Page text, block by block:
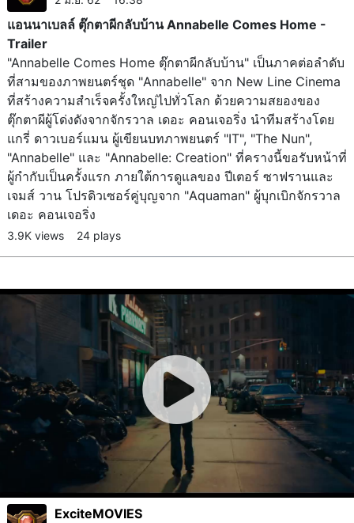
แอนนาเบลล์ ตุ๊กตาผีกลับบ้าน Annabelle Comes Home -
Trailer
"Annabelle Comes Home ตุ๊กตาผีกลับบ้าน" เป็นภาคต่อลำดับ
ที่สามของภาพยนตร์ชุด "Annabelle" จาก New Line Cinema
ที่สร้างความสำเร็จครั้งใหญ่ไปทั่วโลก ด้วยความสยองของ
ตุ๊กตาผีผู้โด่งดังจากจักรวาล เดอะ คอนเจอริ่ง นำทีมสร้างโดย
แกรี่ ดาวเบอร์แมน ผู้เขียนบทภาพยนตร์ "IT", "The Nun",
"Annabelle" และ "Annabelle: Creation" ที่ครางนี้ขอรับหน้าที่
ผู้กำกับเป็นครั้งแรก ภายใต้การดูแลของ ปีเตอร์ ซาฟรานและ
เจมส์ วาน โปรดิวเซอร์คู่บุญจาก "Aquaman" ผู้บุกเบิกจักรวาล
เดอะ คอนเจอริ่ง
3.9K views 24 plays
ExciteMOVIES